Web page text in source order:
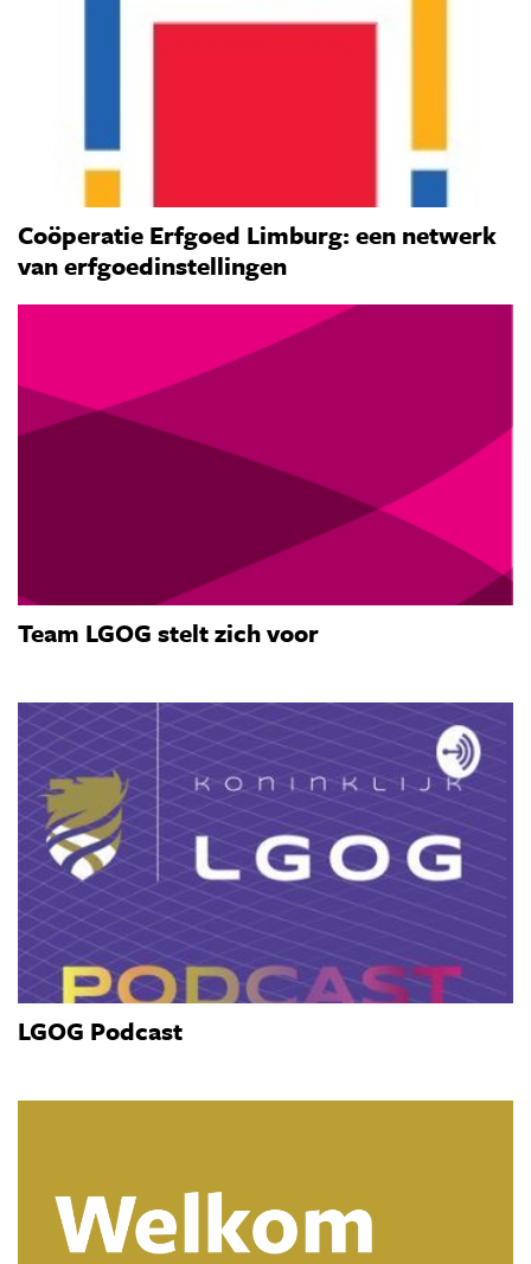
Coöperatie Erfgoed Limburg: een netwerk
van erfgoedinstellingen
Team LGOG stelt zich voor
LGOG Podcast